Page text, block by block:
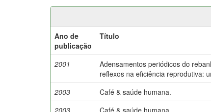
Ano de
publicação
Título
2001
Adensamentos periódicos do
reflexos na eficiência reprodutiva:
2003 Café & saúde humana.
2003
Café & saúde humana.